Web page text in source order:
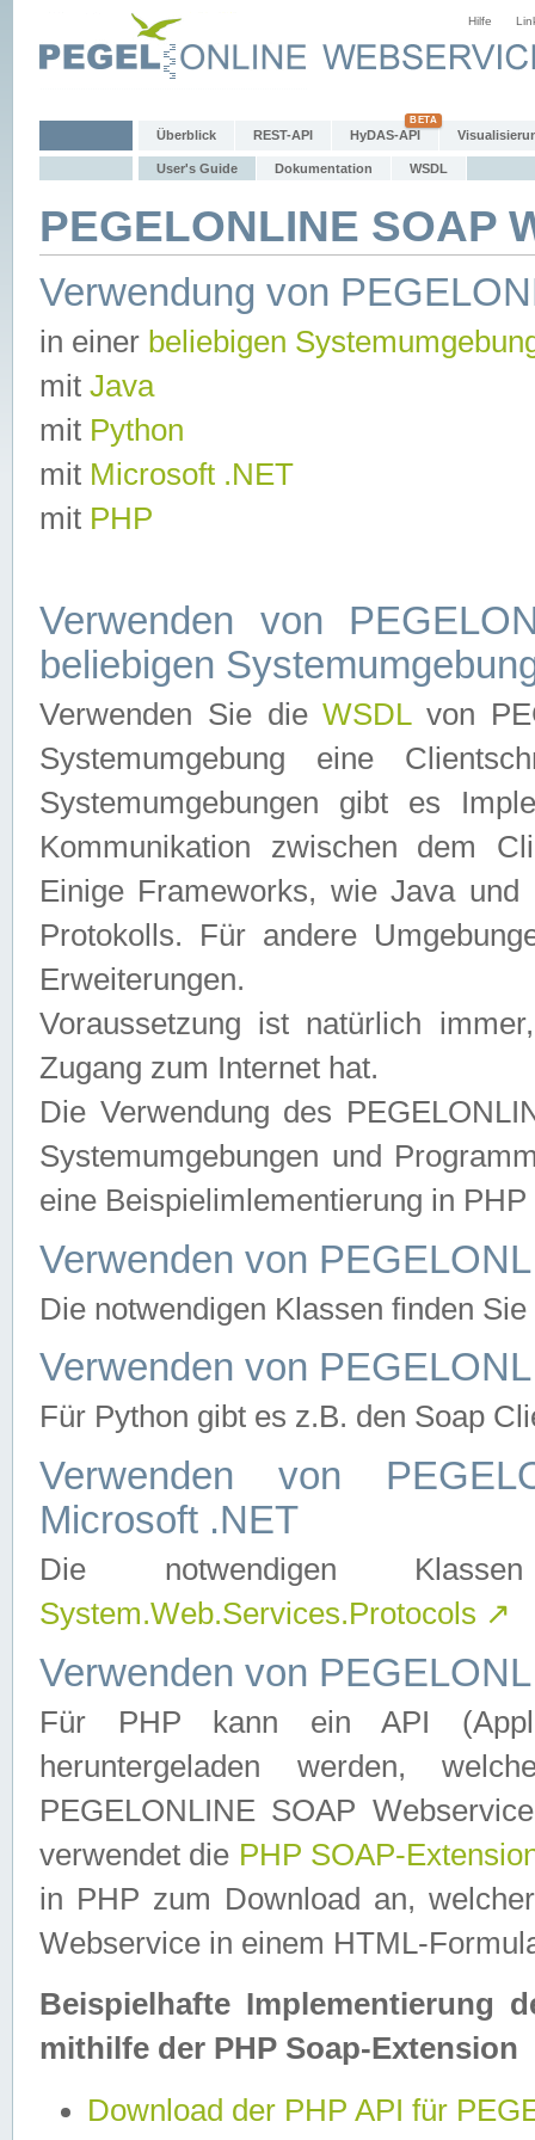
Hilfe
Überblick REST-API HyDAS-API
User's Guide Dokumentation WSDL
PEGELONLINE SOAP
Verwendung von
in einer beliebigen
mit Java
mit Python
mit Microsoft .NET
mit PHP
Verwenden von
beliebigen
Verwenden Sie dieWSDLvon
Systemumgebung eine
Systemumgebungen gibt es
Kommunikation zwischen dem
Einige Frameworks, wie Java
Protokolls. Für andere
Erweiterungen.
Voraussetzung ist natürlich
Zugang zum Internet hat.
Die Verwendung des
Systemumgebungen und
eine Beispielimlementierung in
Verwenden von
Die notwendigen Klassen finden
Verwenden von
Für Python gibt es z.B. den Soap
Verwenden von
Microsoft .NET
Die notwendigen
System.Web.Services.Protocols ↗
Verwenden von
Für PHP kann ein API
heruntergeladen werden,
PEGELONLINE SOAP
verwendet die PHP SOAP-
in PHP zum Download an,
Webservice in einem HTML-
Beispielhafte Implementierung
mithilfe der PHP Soap-Extension
Download der PHP API für